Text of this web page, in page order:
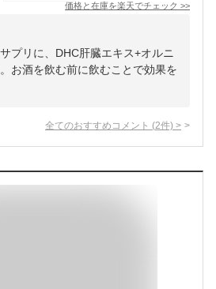
価格と在庫を楽天でチェック >>
プリに、DHC肝臓エキス+オルニ
お酒を飲む前に飲むことで効果を
全てのおすすめコメント (2件) >